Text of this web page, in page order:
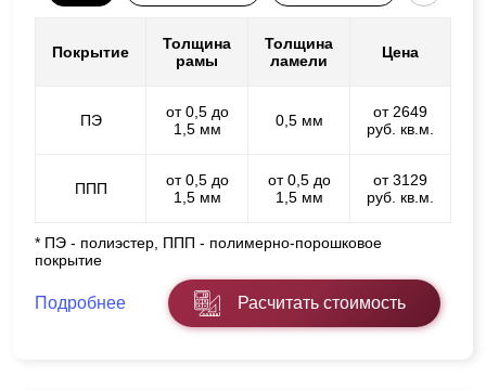
Покрытие
Толщина
рамы
Толщина
ламели
Цена
ПЭ
от 0,5 до
1,5 мм
0,5 мм
от 2649
руб. кв.м.
ППП
от 0,5 до
1,5 мм
от 0,5 до
1,5 мм
от 3129
руб. кв.м.
* ПЭ - полиэстер, ППП - полимерно-порошковое
покрытие
Подробнее Расчитать стоимость